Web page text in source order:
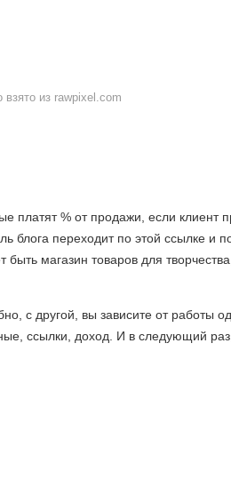
взято из rawpixel.com
% от продажи, если клиент
блога переходит по этой ссылке и
магазин товаров для
с другой, вы зависите от работы
ссылки, доход. И в следующий